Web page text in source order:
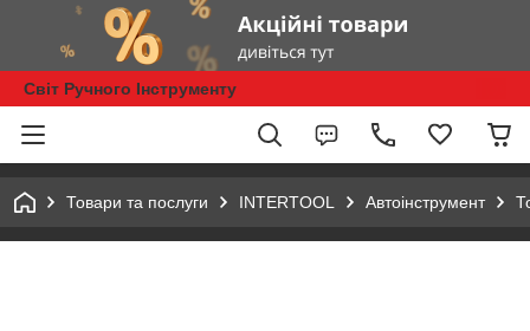
Світ Ручного Інструменту
Товари та послуги INTERTOOL Автоінструмент